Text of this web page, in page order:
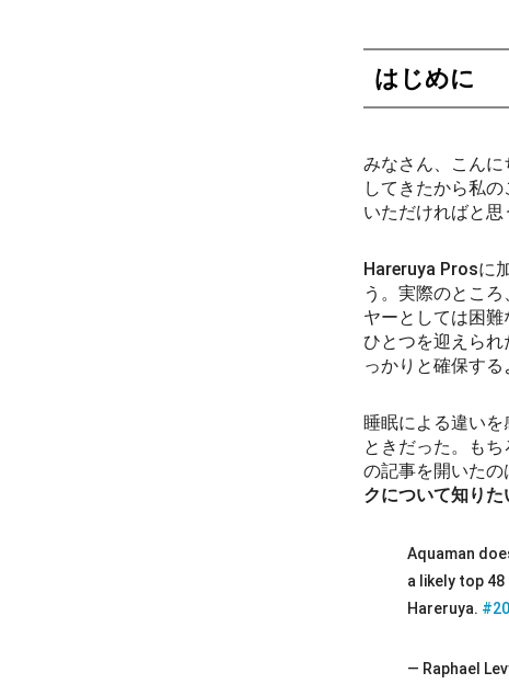
はじめに
みなさん、こんに
してきたから私
いただければと思
Hareruya Prosに
う。実際のところ
ヤーとしては困
ひとつを迎えら
っかりと確保する
睡眠による違い
ときだった。も
の記事を開いたの
クについて知りた
Aquaman
a likely top
Hareruya.
— Raphael